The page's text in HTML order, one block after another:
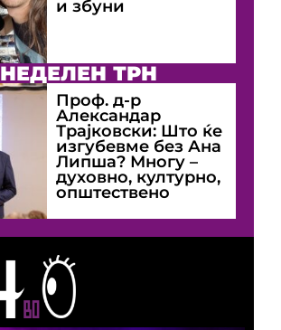
и збуни
НЕДЕЛЕН ТРН
Проф. д-р
Александар
Трајковски: Што ќе
изгубевме без Ана
Липша? Многу –
духовно, културно,
општествено